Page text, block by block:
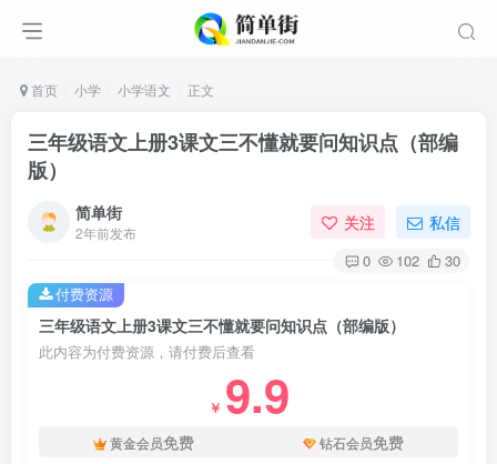
首页 小学 小学语文 正文
三年级语文上册3课文三不懂就要问知识点（部编
版）
简单街
2年前发布 关注 私信
0 102 30
三年级语文上册3课文三不懂就要问知识点（部编版）
此内容为付费资源，请付费后查看
￥ 9.9
黄金会员免费 钻石会员免费
付费资源